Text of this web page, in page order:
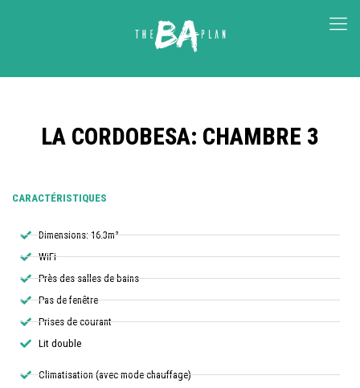
LA CORDOBESA: CHAMBRE 3
CARACTÉRISTIQUES
Dimensions: 16.3m²
WiFi
Près des salles de bains
Pas de fenêtre
Prises de courant
Lit double
Climatisation (avec mode chauffage)